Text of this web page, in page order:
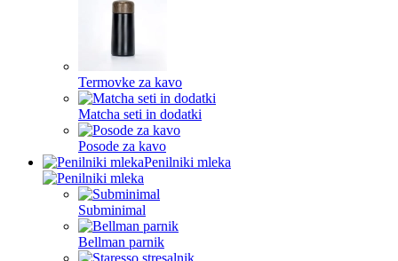
Termovke za kavo
Matcha seti in dodatki
Posode za kavo
Penilniki mleka
Subminimal
Bellman parnik